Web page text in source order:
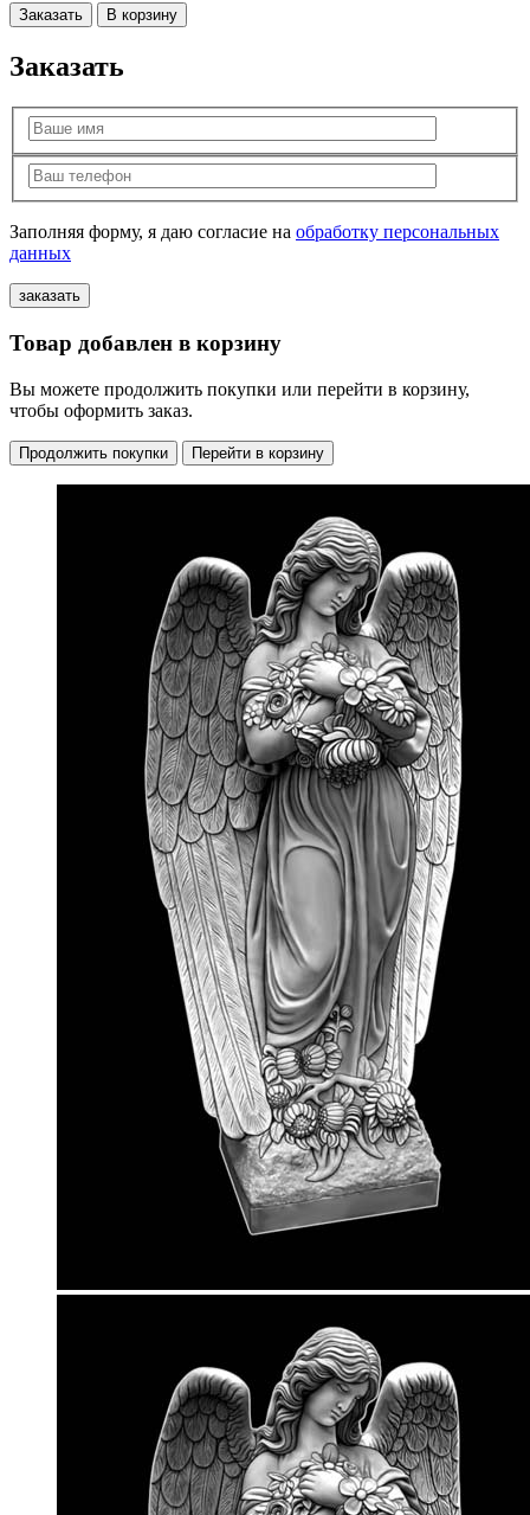
Заказать В корзину
Заказать
Заполняя форму, я даю согласие на обработку персональных
данных
Товар добавлен в корзину
Вы можете продолжить покупки или перейти в корзину,
чтобы оформить заказ.
Продолжить покупки Перейти в корзину